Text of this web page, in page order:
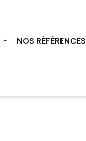
NOS RÉFÉRENCES